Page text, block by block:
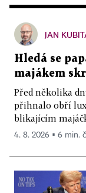
JAN
Hledá se
majákem
Před několika
přihnalo obří
blikajícím
4. 8. 2026 ▪ 6 min.